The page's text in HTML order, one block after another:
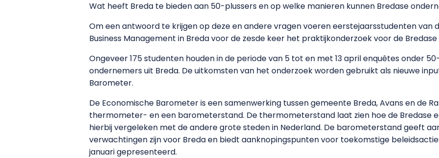
Wat heeft Breda te bieden aan 50-plussers en op welke manieren kunnen Bredase
Om een antwoord te krijgen op deze en andere vragen voeren eerstejaarsstudenten van
Business Management in Breda voor de zesde keer het praktijkonderzoek voor de
Ongeveer 175 studenten houden in de periode van 5 tot en met 13 april enquêtes onder
ondernemers uit Breda. De uitkomsten van het onderzoek worden gebruikt als nieuwe
Barometer.
De Economische Barometer is een samenwerking tussen gemeente Breda, Avans en de
thermometer- en een barometerstand. De thermometerstand laat zien hoe de Bredase
hierbij vergeleken met de andere grote steden in Nederland. De barometerstand geeft
verwachtingen zijn voor Breda en biedt aanknopingspunten voor toekomstige
januari gepresenteerd.